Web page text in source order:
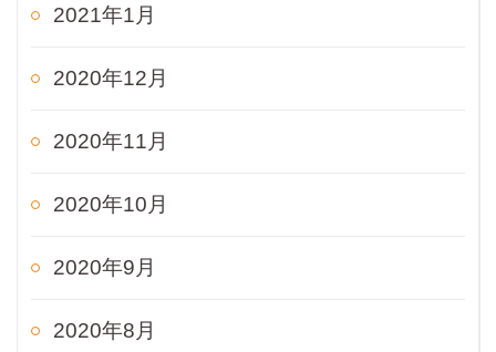
2021年1月
2020年12月
2020年11月
2020年10月
2020年9月
2020年8月